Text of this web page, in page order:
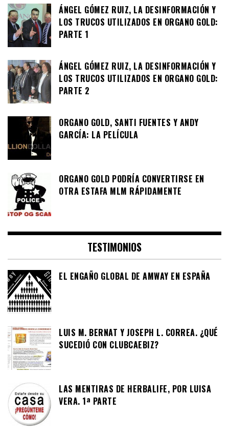
ÁNGEL GÓMEZ RUIZ, LA DESINFORMACIÓN Y
LOS TRUCOS UTILIZADOS EN ORGANO GOLD:
PARTE 1
ÁNGEL GÓMEZ RUIZ, LA DESINFORMACIÓN Y
LOS TRUCOS UTILIZADOS EN ORGANO GOLD:
PARTE 2
ORGANO GOLD, SANTI FUENTES Y ANDY
GARCÍA: LA PELÍCULA
ORGANO GOLD PODRÍA CONVERTIRSE EN
OTRA ESTAFA MLM RÁPIDAMENTE
TESTIMONIOS
EL ENGAÑO GLOBAL DE AMWAY EN ESPAÑA
LUIS M. BERNAT Y JOSEPH L. CORREA. ¿QUÉ
SUCEDIÓ CON CLUBCAEBIZ?
LAS MENTIRAS DE HERBALIFE, POR LUISA
VERA. 1ª PARTE